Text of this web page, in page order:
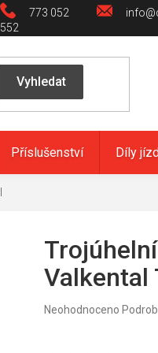
773 052
552
Příslušenství Díly
Valkental
Průměrné
Neohodnoceno